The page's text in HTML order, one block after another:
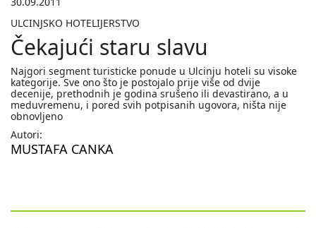
ULCINJSKO HOTELIJERSTVO
Čekajući staru slavu
Najgori segment turisticke ponude u Ulcinju hoteli su visoke
kategorije. Sve ono što je postojalo prije više od dvije
decenije, prethodnih je godina srušeno ili devastirano, a u
meduvremenu, i pored svih potpisanih ugovora, ništa nije
obnovljeno
Autori:
MUSTAFA CANKA